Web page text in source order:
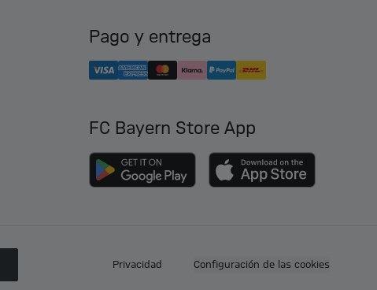
Pago y entrega
FC Bayern Store App
Privacidad Configuración de las cookies